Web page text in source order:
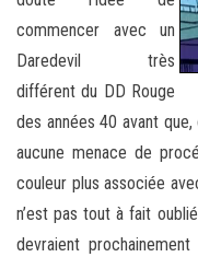
commencer avec un
Daredevil très
différent du DD Rouge
des années 40 avant que,
aucune menace de
couleur plus associée
n’est pas tout à fait
devraient